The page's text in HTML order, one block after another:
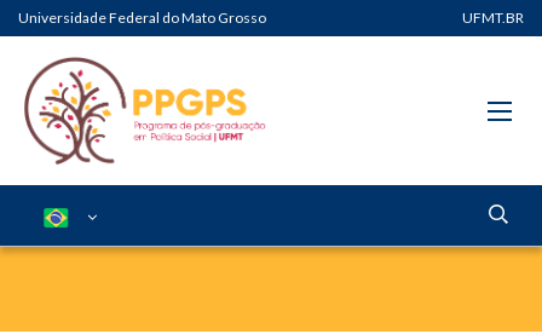
Universidade Federal do Mato Grosso UFMT.BR